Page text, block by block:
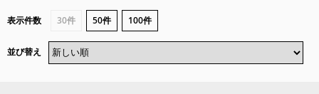
表示件数 30件 50件 100件
並び替え